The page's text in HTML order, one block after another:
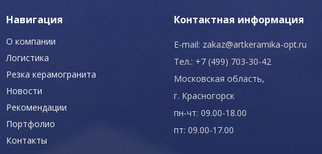
Навигация
О компании
Логистика
Резка керамогранита
Новости
Рекомендации
Портфолио
Контакты
Контактная информация
E-mail: zakaz@artkeramika-opt.ru
Тел.: +7 (499) 703-30-42
Московская область,
г. Красногорск
пн-чт: 09.00-18.00
пт: 09.00-17.00